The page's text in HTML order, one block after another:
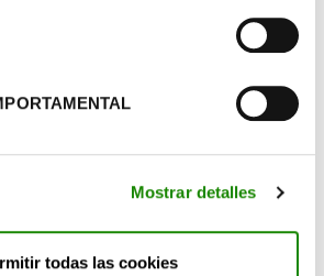
Mostrar detalles
todas las cookies
Libre de
celebra